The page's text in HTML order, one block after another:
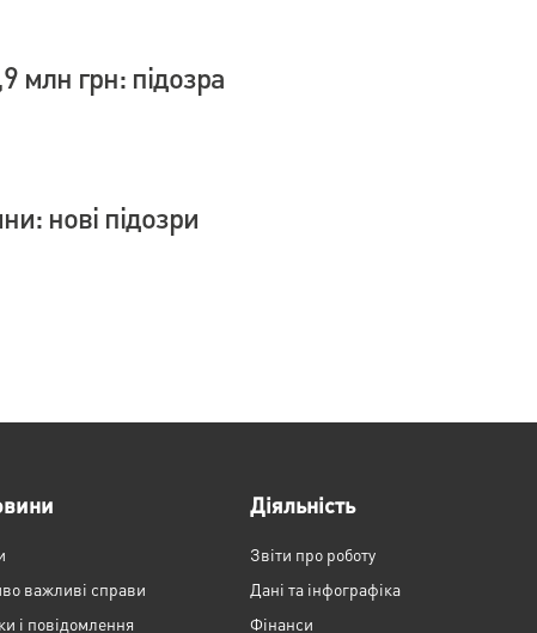
млн грн: підозра
нові підозри
важливі справи
і повідомлення
Діяльність
Звіти про роботу
Дані та інфографіка
Фінанси